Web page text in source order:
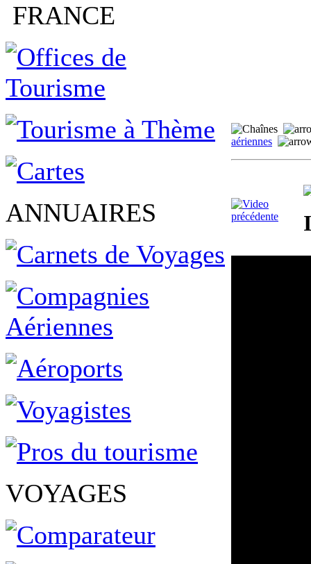
FRANCE
ANNUAIRES
VOYAGES
aériennes